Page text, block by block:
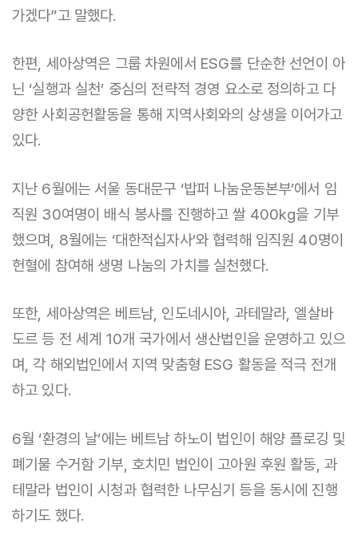
가겠다”고 말했다.
한편, 세아상역은 그룹 차원에서 ESG를 단순한 선언이 아
닌 ‘실행과 실천’ 중심의 전략적 경영 요소로 정의하고 다
양한 사회공헌활동을 통해 지역사회와의 상생을 이어가고
있다.
지난 6월에는 서울 동대문구 ‘밥퍼 나눔운동본부’에서 임
직원 30여명이 배식 봉사를 진행하고 쌀 400kg을 기부
했으며, 8월에는 ‘대한적십자사’와 협력해 임직원 40명이
헌혈에 참여해 생명 나눔의 가치를 실천했다.
또한, 세아상역은 베트남, 인도네시아, 과테말라, 엘살바
도르 등 전 세계 10개 국가에서 생산법인을 운영하고 있으
며, 각 해외법인에서 지역 맞춤형 ESG 활동을 적극 전개
하고 있다.
6월 ‘환경의 날’에는 베트남 하노이 법인이 해양 플로깅 및
폐기물 수거함 기부, 호치민 법인이 고아원 후원 활동, 과
테말라 법인이 시청과 협력한 나무심기 등을 동시에 진행
하기도 했다.